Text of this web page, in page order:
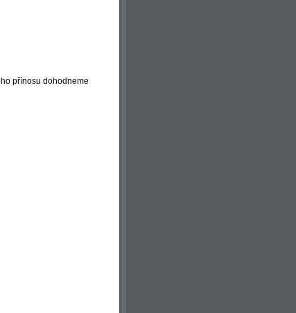
přínosu dohodneme